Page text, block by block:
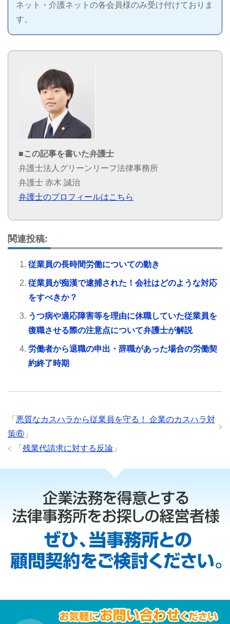
ネット・介護ネットの各会員様のみ受け付けておりま
す。
■この記事を書いた弁護士
弁護士法人グリーンリーフ法律事務所
弁護士 赤木 誠治
弁護士のプロフィールはこちら
関連投稿:
従業員の長時間労働についての動き
従業員が痴漢で逮捕された！会社はどのような対応
をすべきか？
うつ病や適応障害等を理由に休職していた従業員を
復職させる際の注意点について弁護士が解説
労働者から退職の申出・辞職があった場合の労働契
約終了時期
「 悪質なカスハラから従業員を守る！ 企業のカスハラ対
策⑥ 」
「 残業代請求に対する反論 」